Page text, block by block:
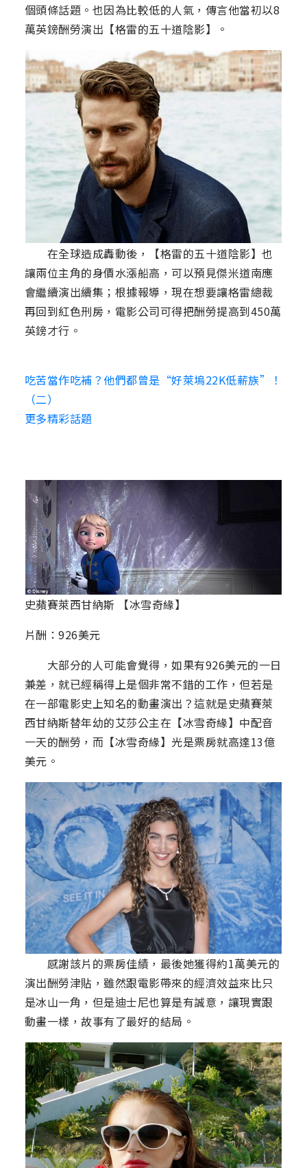
個頭條話題。也因為比較低的人氣，傳言他當初以8
萬英鎊酬勞演出【格雷的五十道陰影】。
在全球造成轟動後，【格雷的五十道陰影】也
讓兩位主角的身價水漲船高，可以預見傑米道南應
會繼續演出續集；根據報導，現在想要讓格雷總裁
再回到紅色刑房，電影公司可得把酬勞提高到450萬
英鎊才行。
吃苦當作吃補？他們都曾是“好萊塢22K低薪族”！
（二）
更多精彩話題
史蘋賽萊西甘納斯 【冰雪奇緣】
片酬：926美元
大部分的人可能會覺得，如果有926美元的一日
兼差，就已經稱得上是個非常不錯的工作，但若是
在一部電影史上知名的動畫演出？這就是史蘋賽萊
西甘納斯替年幼的艾莎公主在【冰雪奇緣】中配音
一天的酬勞，而【冰雪奇緣】光是票房就高達13億
美元。
感謝該片的票房佳績，最後她獲得約1萬美元的
演出酬勞津貼，雖然跟電影帶來的經濟效益來比只
是冰山一角，但是迪士尼也算是有誠意，讓現實跟
動畫一樣，故事有了最好的結局。